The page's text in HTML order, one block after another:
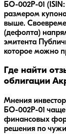
БО-002P-01
размером
выше.
(дефолта)
эмитента
которое можно
Где найти
облигации
Мнения
БО-002P-01 чаще
финансовых
решения по